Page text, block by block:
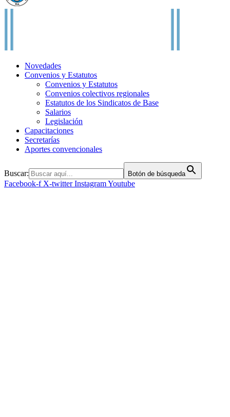
Novedades
Convenios y Estatutos
Convenios y Estatutos
Convenios colectivos regionales
Estatutos de los Sindicatos de Base
Salarios
Legislación
Capacitaciones
Secretarías
Aportes convencionales
Buscar: Botón de búsqueda
Facebook-f X-twitter InstagramYoutube